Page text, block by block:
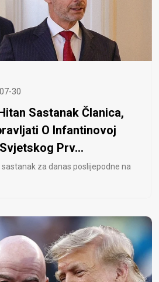
30
Sastanak Članica,
O Infantinovoj
Prv...
sastanak za danas poslijepodne na